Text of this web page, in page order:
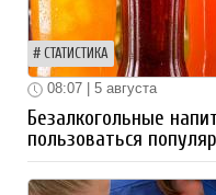
СТАТИСТИКА
08:07 | 5 августа
Безалкогольные
пользоваться